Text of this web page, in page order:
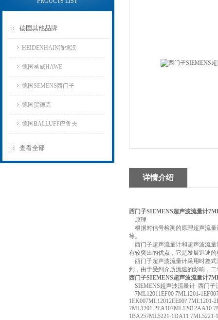
德国其他品牌
HEIDENHAIN海德汉
德国哈威HAWE
德国SEMENS西门子
德国贺德克
德国BALLUFF巴鲁夫
查看全部
详情介绍
西门子SIEMENS超声波流量计
原理
根据对信号检测的原理超声流量
等。
西门子超声流量计和超声波流量
有较突出的优点，它是发展迅速
西门子超声波流量计采用时差式
到，由于受到介质流速的影响，
西门子SIEMENS超声波流量计
SIEMENS超声波流量计 西门子
7ML12011EF00 7ML1201-
1EK007ML12012EE00? 7ML1201-
7ML1201-2EA107ML12012AA10
1BA257ML5221-1DA11